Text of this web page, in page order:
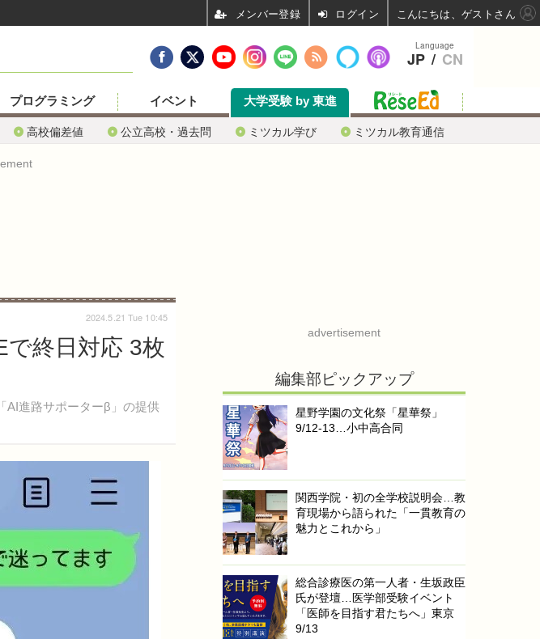
高校偏差値 公立高校・過去問 ミツカル学び ミツカル教育通信
プログラミング イベント 大学受験 by 東進
で終日対応 3枚
AI進路サポーターβ」の提供
2024.5.21 Tue 10:45
advertisement
編集部ピックアップ
星野学園の文化祭「星華祭」
9/12-13…小中高合同
関西学院・初の全学校説明会…教
育現場から語られた「一貫教育の
魅力とこれから」
総合診療医の第一人者・生坂政臣
氏が登壇…医学部受験イベント
「医師を目指す君たちへ」東京
9/13
Language
JP / CN
ログイン こんにちは、ゲストさん